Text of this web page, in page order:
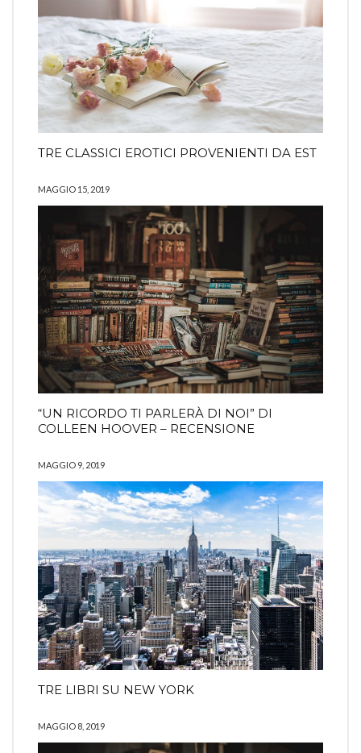
TRE CLASSICI EROTICI PROVENIENTI DA EST
MAGGIO 15, 2019
“UN RICORDO TI PARLERÀ DI NOI” DI
COLLEEN HOOVER – RECENSIONE
MAGGIO 9, 2019
TRE LIBRI SU NEW YORK
MAGGIO 8, 2019